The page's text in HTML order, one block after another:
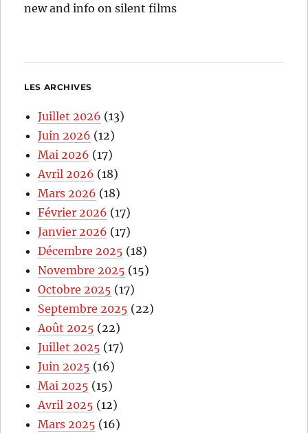
new and info on silent films
LES ARCHIVES
Juillet 2026 (13)
Juin 2026 (12)
Mai 2026 (17)
Avril 2026 (18)
Mars 2026 (18)
Février 2026 (17)
Janvier 2026 (17)
Décembre 2025 (18)
Novembre 2025 (15)
Octobre 2025 (17)
Septembre 2025 (22)
Août 2025 (22)
Juillet 2025 (17)
Juin 2025 (16)
Mai 2025 (15)
Avril 2025 (12)
Mars 2025 (16)